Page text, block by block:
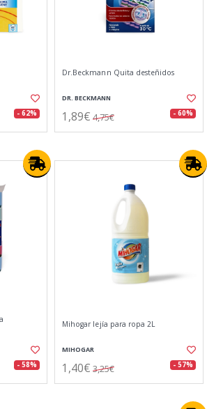
- 62%
Dr.Beckmann Quita desteñidos
DR. BECKMANN
1,89€ 4,75€ - 60%
- 58%
Mihogar lejía para ropa 2L
MIHOGAR
1,40€ 3,25€ - 57%